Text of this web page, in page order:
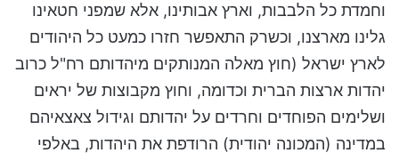
וחמדת כל הלבבות, וארץ אבותינו, אלא שמפני חטאינו
גלינו מארצנו, וכשרק התאפשר חזרו כמעט כל היהודים
לארץ ישראל (חוץ מאלה המנותקים מיהדותם רח"ל כרוב
יהדות ארצות הברית וכדומה, וחוץ מקבוצות של יראים
ושלימים הפוחדים וחרדים על יהדותם וגידול צאצאיהם
במדינה (המכונה יהודית) הרודפת את היהדות, באלפי